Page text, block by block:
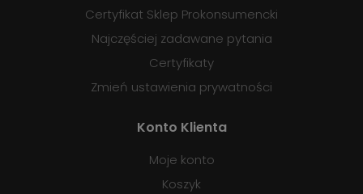
Certyfikat Sklep Prokonsumencki
Najczęściej zadawane pytania
Certyfikaty
Zmień ustawienia prywatności
Konto Klienta
Moje konto
Koszyk